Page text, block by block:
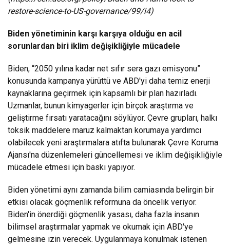
restore-science-to-US-governance/99/i4)
Biden yönetiminin karşı karşıya olduğu en acil
sorunlardan biri iklim değişikliğiyle mücadele
Biden, “2050 yılına kadar net sıfır sera gazı emisyonu”
konusunda kampanya yürüttü ve ABD'yi daha temiz enerji
kaynaklarına geçirmek için kapsamlı bir plan hazırladı.
Uzmanlar, bunun kimyagerler için birçok araştırma ve
geliştirme fırsatı yaratacağını söylüyor. Çevre grupları, halkı
toksik maddelere maruz kalmaktan korumaya yardımcı
olabilecek yeni araştırmalara atıfta bulunarak Çevre Koruma
Ajansı'na düzenlemeleri güncellemesi ve iklim değişikliğiyle
mücadele etmesi için baskı yapıyor.
Biden yönetimi aynı zamanda bilim camiasında belirgin bir
etkisi olacak göçmenlik reformuna da öncelik veriyor.
Biden'in önerdiği göçmenlik yasası, daha fazla insanın
bilimsel araştırmalar yapmak ve okumak için ABD'ye
gelmesine izin verecek. Uygulanmaya konulmak istenen